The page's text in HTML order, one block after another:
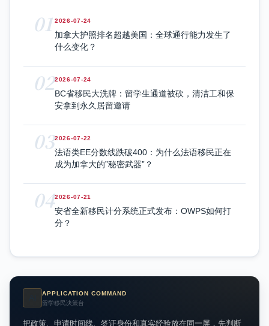
01 2026-07-24
加拿大护照排名超越美国：全球通行能力发生了
什么变化？
022026-07-24
BC省移民大洗牌：留学生通道被砍，清洁工和保
安拿到永久居留邀请
032026-07-22
法语类EE分数线跌破400：为什么法语移民正在
成为加拿大的”秘密武器”？
042026-07-21
安省全新移民计分系统正式发布：OWPS如何打
分？
APPLICATION COMMAND
留学移民决策台
把政策、申请时间线、签证身份和真实经验放在同一屏，先判断